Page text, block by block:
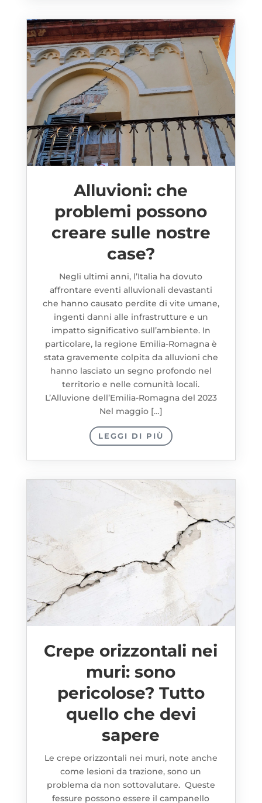
Alluvioni: che
problemi possono
creare sulle nostre
case?
Negli ultimi anni, l’Italia ha dovuto
affrontare eventi alluvionali devastanti
che hanno causato perdite di vite umane,
ingenti danni alle infrastrutture e un
impatto significativo sull’ambiente. In
particolare, la regione Emilia-Romagna è
stata gravemente colpita da alluvioni che
hanno lasciato un segno profondo nel
territorio e nelle comunità locali.
L’Alluvione dell’Emilia-Romagna del 2023
Nel maggio […]
LEGGI DI PIÙ
Crepe orizzontali nei
muri: sono
pericolose? Tutto
quello che devi
sapere
Le crepe orizzontali nei muri, note anche
come lesioni da trazione, sono un
problema da non sottovalutare. Queste
fessure possono essere il campanello